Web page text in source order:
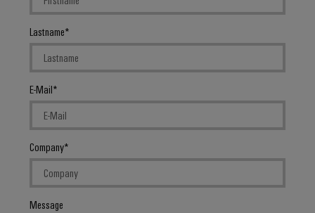
Lastname
E-Mail
Company
Message